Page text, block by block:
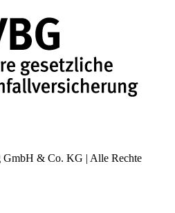
GmbH & Co. KG | Alle Rechte